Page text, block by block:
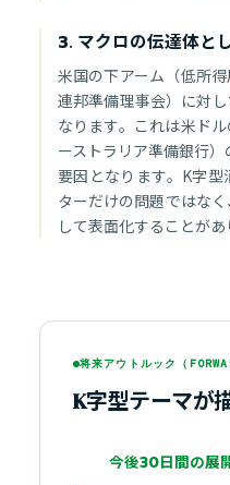
3. マクロの伝達体と
米国の下アーム（低所
連邦準備理事会）に対
なります。これは米ド
ーストラリア準備銀行
要因となります。K字
ターだけの問題ではな
して表面化することがあ
将来アウトルック（
K字型テーマが
今後30日間の展